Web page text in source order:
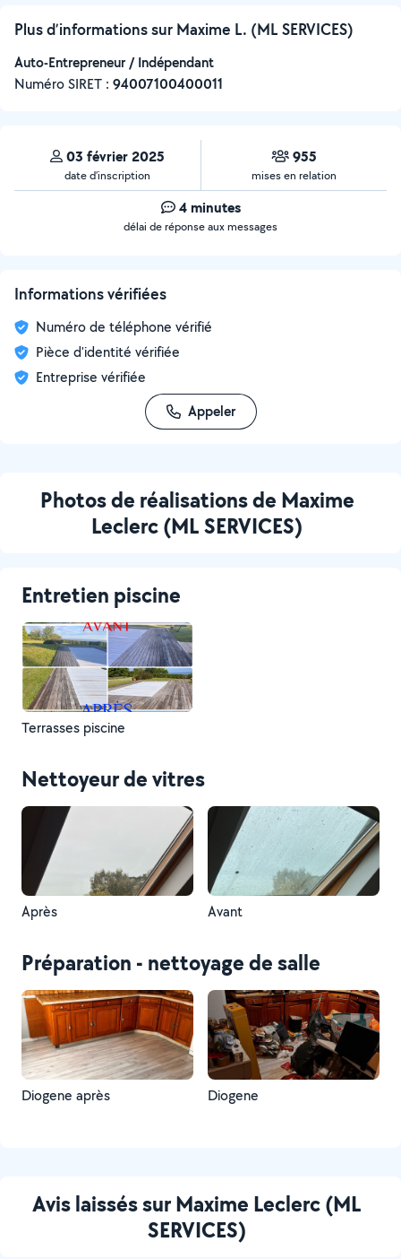
Plus d’informations sur Maxime L. (ML SERVICES)
Auto-Entrepreneur / Indépendant
Numéro SIRET : ‍94007100400011
03 février 2025
date d’inscription
955
mises en relation
4 minutes
délai de réponse aux messages
Informations vérifiées
Numéro de téléphone vérifié
Pièce d'identité vérifiée
Entreprise vérifiée
Appeler
Photos de réalisations de Maxime
Leclerc (ML SERVICES)
Entretien piscine
Terrasses piscine
Nettoyeur de vitres
Après Avant
Préparation - nettoyage de salle
Diogene après Diogene
Avis laissés sur Maxime Leclerc (ML
SERVICES)